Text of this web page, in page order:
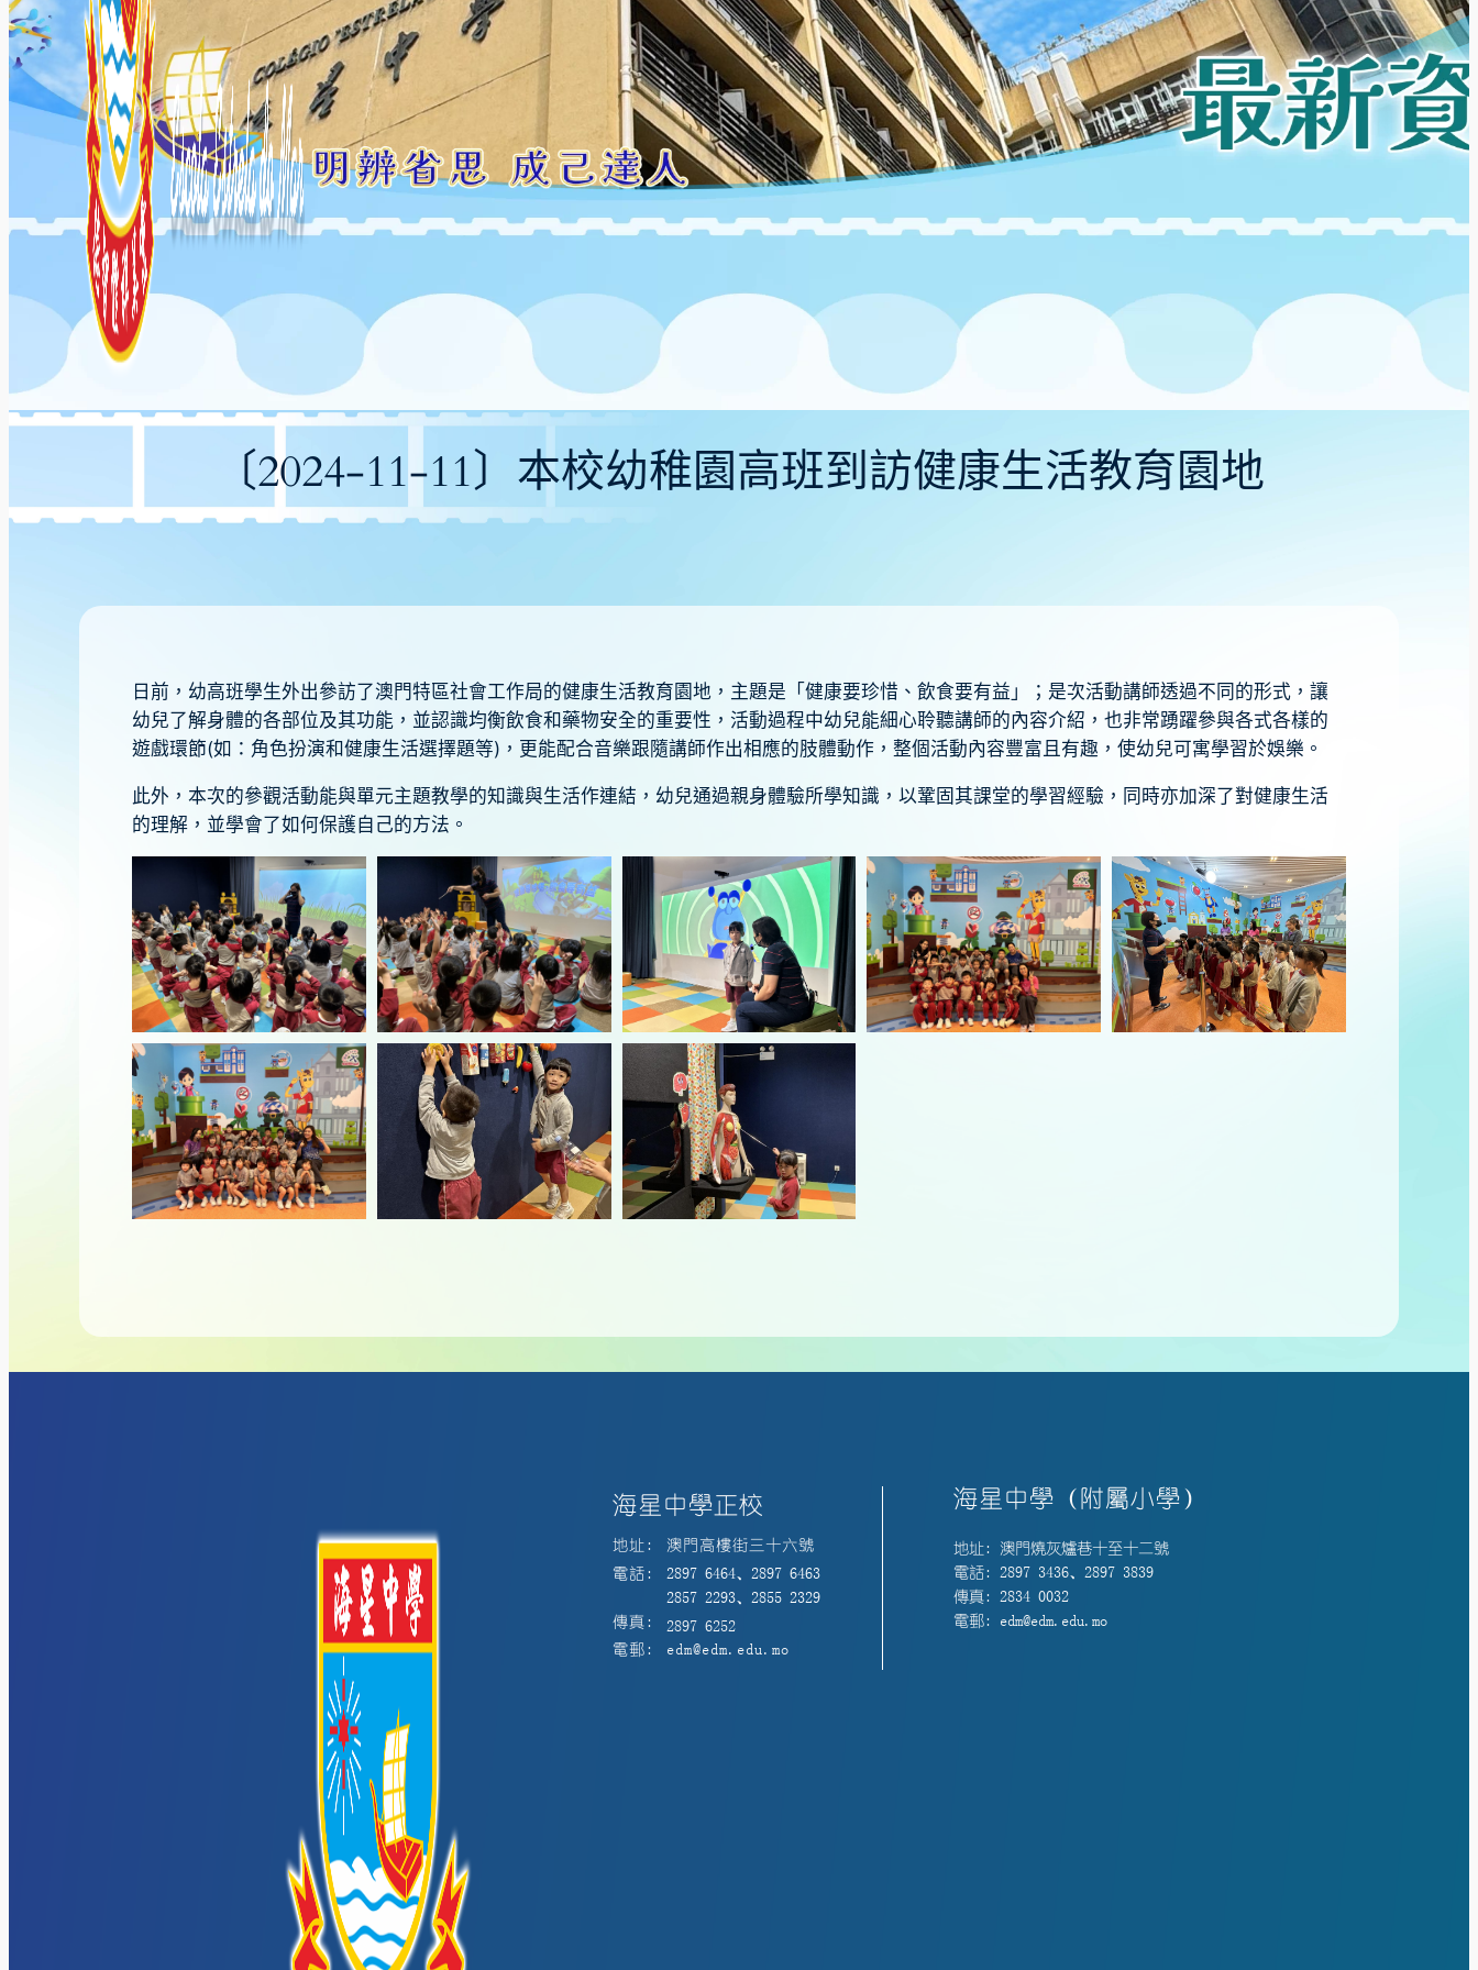
〔2024-11-11〕本校幼稚園高班到訪健康生活教育園地
日前，幼高班學生外出參訪了澳門特區社會工作局的健康生活教育園地，主題是「健康要珍惜、飲食要有益」；是次活動講師透過不同的形式，讓
幼兒了解身體的各部位及其功能，並認識均衡飲食和藥物安全的重要性，活動過程中幼兒能細心聆聽講師的內容介紹，也非常踴躍參與各式各樣的
遊戲環節(如：角色扮演和健康生活選擇題等)，更能配合音樂跟隨講師作出相應的肢體動作，整個活動內容豐富且有趣，使幼兒可寓學習於娛樂。
此外，本次的參觀活動能與單元主題教學的知識與生活作連結，幼兒通過親身體驗所學知識，以鞏固其課堂的學習經驗，同時亦加深了對健康生活
的理解，並學會了如何保護自己的方法。
海星中學正校
地址:
澳門高樓街三十六號
電話:
2897 6464、2897 6463
2857 2293、2855 2329
傳真:
2897 6252
電郵:
edm@edm.edu.mo
海星中學（附屬小學）
地址: 澳門燒灰爐巷十至十二號
電話: 2897 3436、2897 3839
傳真: 2834 0032
電郵: edm@edm.edu.mo